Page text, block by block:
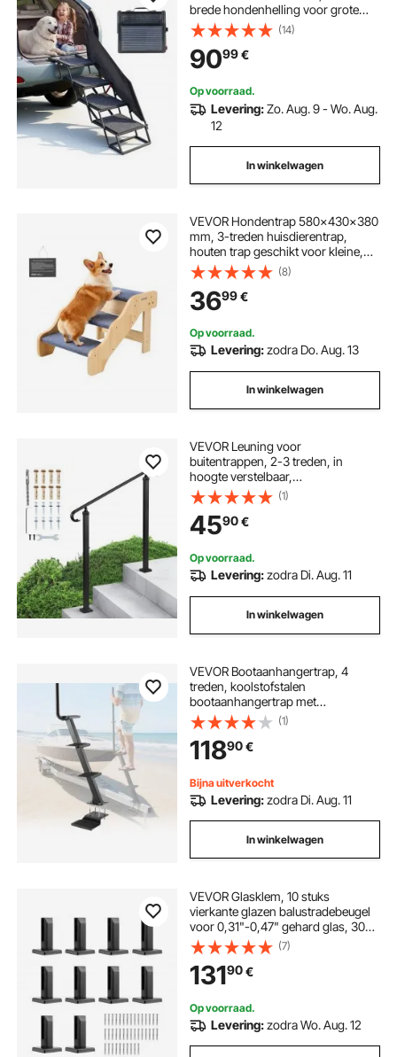
brede hondenhelling voor grote
honden met antislipoppervlak,
toegangshulp voor auto's, SUV's,
vrachtwagens, hoogslapers,
banken, opklapbare trap met een
draagvermogen tot 180 kg
(14)
9099€
Op voorraad.
Levering:Zo. Aug. 9 - Wo. Aug.
12
In winkelwagen
VEVOR Hondentrap 580x430x380
mm, 3-treden huisdierentrap,
houten trap geschikt voor kleine,
middelgrote, grote en oudere
huisdieren, evenals puppy's tot 68
kg, hondenladder voor bedden,
banken en auto's
(8)
3699€
Op voorraad.
Levering:zodra Do. Aug. 13
In winkelwagen
VEVOR Leuning voor
buitentrappen, 2-3 treden, in
hoogte verstelbaar,
overgangsleuning van koolstofstaal
met montageset, buitenleuning
voor trappen, betonnen of houten
trappen, veranda, matzwart
(1)
4590€
Op voorraad.
Levering:zodra Di. Aug. 11
In winkelwagen
VEVOR Bootaanhangertrap, 4
treden, koolstofstalen
bootaanhangertrap met
handgreep, antislipoppervlak en
een montagehoek van 70°, geschikt
voor frames van 3x3/3x5/4x4
inch, vloermontage
(1)
11890€
Bijna uitverkocht
Levering:zodra Di. Aug. 11
In winkelwagen
VEVOR Glasklem, 10 stuks
vierkante glazen balustradebeugel
voor 0,31"-0,47" gehard glas, 304
roestvrijstalen glasmontageklem,
0,12" dikke glazen plankbeugel voor
balkon, tuin, terras, trap
(7)
13190€
Op voorraad.
Levering:zodra Wo. Aug. 12